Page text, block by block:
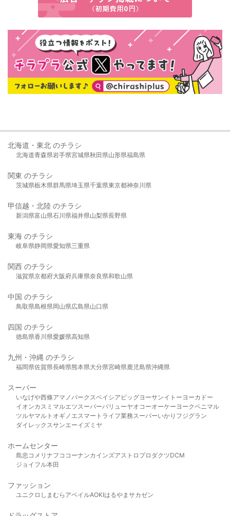
北海道・東北 のチラシ
北海道青森県岩手県宮城県秋田県山形県福島県
関東 のチラシ
茨城県栃木県群馬県埼玉県千葉県東京都神奈川県
甲信越・北陸 のチラシ
新潟県富山県石川県福井県山梨県長野県
東海 のチラシ
岐阜県静岡県愛知県三重県
関西 のチラシ
滋賀県京都府大阪府兵庫県奈良県和歌山県
中国 のチラシ
鳥取県島根県岡山県広島県山口県
四国 のチラシ
徳島県香川県愛媛県高知県
九州・沖縄 のチラシ
福岡県佐賀県長崎県熊本県大分県宮崎県鹿児島県沖縄県
スーパー
いなげや西條アマノパークスベイシア ビッグヨーサンイトーヨーカドー
イオンカスミ マルエツスーパーバリューヤオコーオーケー ヨークベニマル
ツルヤマルト オギノ エスマート ライフ業務スーパーいかり フジグラン
ダイレックスサンエーイズミヤ
ホームセンター
島忠 コメリ ナフコ コーナンカインズアストロプロダクツDCM
ジョイフル本田
ファッション
ユニクロ しまむら アベイルAOKIはるやま サカゼン